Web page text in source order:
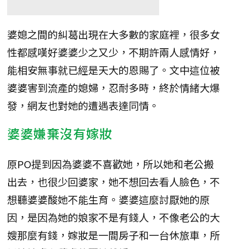
婆媳之間的糾葛出現在大多數的家庭裡，很多女
性都感嘆好婆婆少之又少，不期許兩人感情好，
能相安無事就已經是天大的恩賜了。文中這位被
婆婆害到流產的媳婦，忍耐多時，終於情緒大爆
發，網友也對她的遭遇表達同情。
婆婆嫌棄沒有嫁妝
原PO提到因為婆婆不喜歡她，所以她和老公搬
出去，也很少回婆家，她不想回去看人臉色，不
想聽婆婆酸她不能生育。婆婆這麼討厭她的原
因，是因為她的娘家不是有錢人，不像老公的大
嫂那麼有錢，嫁妝是一間房子和一台休旅車，所